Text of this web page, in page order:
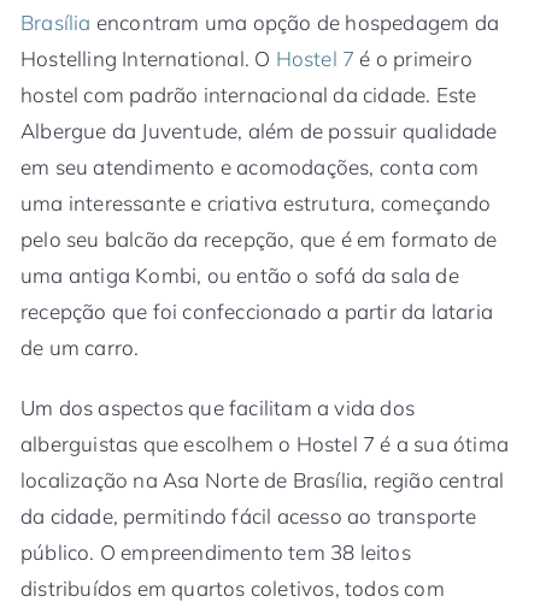
Brasília encontram uma opção de hospedagem da
Hostelling International. O Hostel 7 é o primeiro
hostel com padrão internacional da cidade. Este
Albergue da Juventude, além de possuir qualidade
em seu atendimento e acomodações, conta com
uma interessante e criativa estrutura, começando
pelo seu balcão da recepção, que é em formato de
uma antiga Kombi, ou então o sofá da sala de
recepção que foi confeccionado a partir da lataria
de um carro.
Um dos aspectos que facilitam a vida dos
alberguistas que escolhem o Hostel 7 é a sua ótima
localização na Asa Norte de Brasília, região central
da cidade, permitindo fácil acesso ao transporte
público. O empreendimento tem 38 leitos
distribuídos em quartos coletivos, todos com